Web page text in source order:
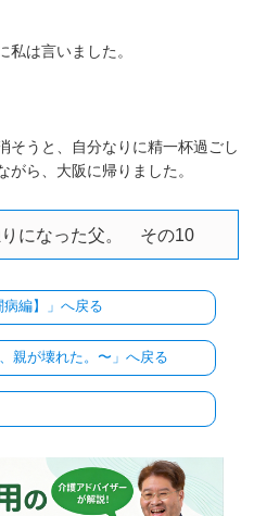
私は言いました。
そうと、自分なりに精一杯過ごし
ら、大阪に帰りました。
りになった父。 その10
病編】」へ戻る
親が壊れた。〜」へ戻る